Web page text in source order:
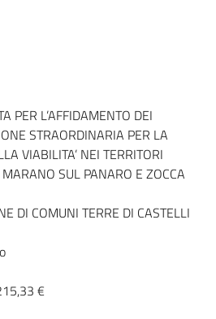
PER L’AFFIDAMENTO DEI
STRAORDINARIA PER LA
VIABILITA’ NEI TERRITORI
SUL PANARO E ZOCCA
DI COMUNI TERRE DI CASTELLI
€